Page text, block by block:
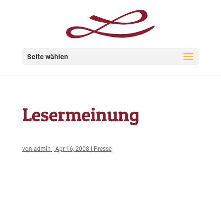
Seite wählen
Lesermeinung
von admin Apr 16, 2008 Presse